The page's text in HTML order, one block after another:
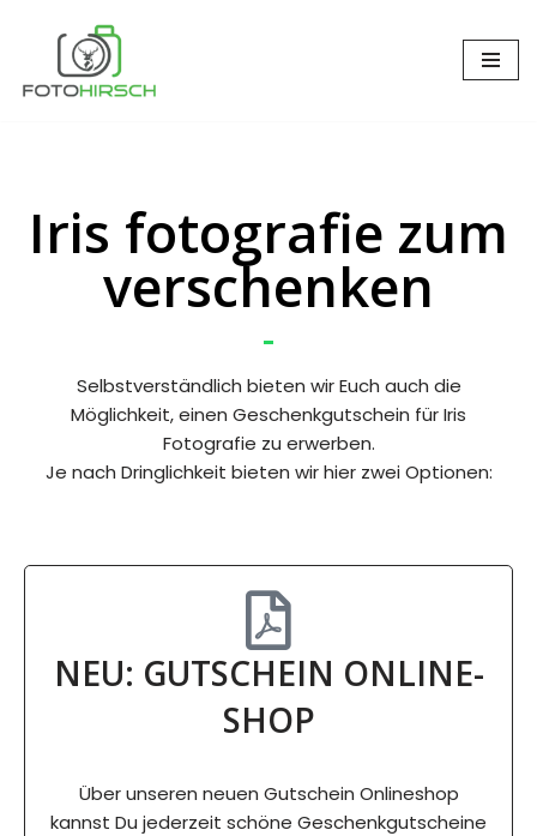
Inhalt
Iris fotografie zum
verschenken
Selbstverständlich bieten wir Euch auch die
Möglichkeit, einen Geschenkgutschein für Iris
Fotografie zu erwerben.
Je nach Dringlichkeit bieten wir hier zwei Optionen:
NEU: GUTSCHEIN ONLINE-
SHOP
Über unseren neuen Gutschein Onlineshop
kannst Du jederzeit schöne Geschenkgutscheine